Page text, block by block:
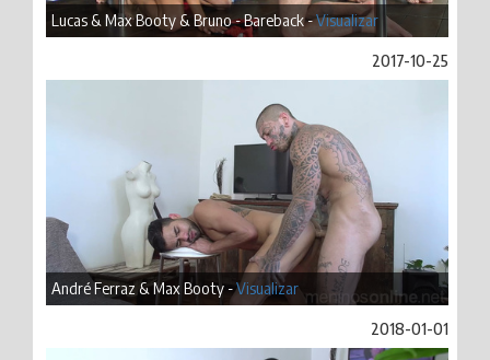
Lucas & Max Booty & Bruno - Bareback -Visualizar
2017-10-25
André Ferraz & Max Booty -Visualizar
2018-01-01